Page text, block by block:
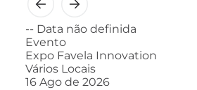
-- Data não definida
Evento
Expo Favela Innovation
Vários Locais
16 Ago de 2026